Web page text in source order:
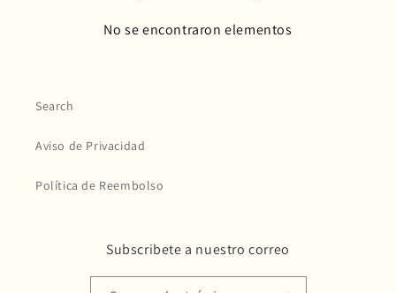
No se encontraron elementos
Search
Aviso de Privacidad
Política de Reembolso
Subscribete a nuestro correo